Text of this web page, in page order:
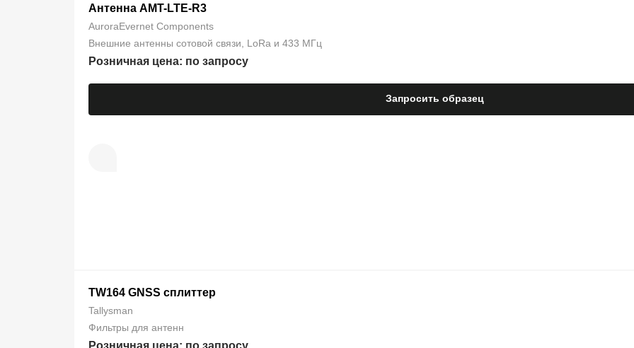
Антенна AMT-LTE-R3
AuroraEvernet Components
Внешние антенны сотовой связи, LoRa и 433 МГц
Розничная цена: по запросу
Запросить образец
TW164 GNSS сплиттер
Tallysman
Фильтры для антенн
Розничная цена: по запросу